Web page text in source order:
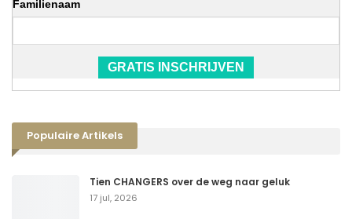
Familienaam
GRATIS INSCHRIJVEN
Populaire Artikels
Tien CHANGERS over de weg naar geluk
17 jul, 2026